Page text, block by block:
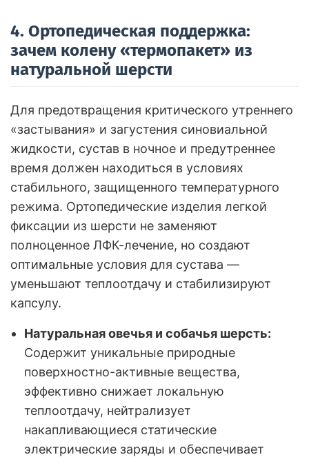
4. Ортопедическая поддержка:
зачем колену «термопакет» из
натуральной шерсти
Для предотвращения критического утреннего
«застывания» и загустения синовиальной
жидкости, сустав в ночное и предутреннее
время должен находиться в условиях
стабильного, защищенного температурного
режима. Ортопедические изделия легкой
фиксации из шерсти не заменяют
полноценное ЛФК-лечение, но создают
оптимальные условия для сустава —
уменьшают теплоотдачу и стабилизируют
капсулу.
Натуральная овечья и собачья шерсть:
Содержит уникальные природные
поверхностно-активные вещества,
эффективно снижает локальную
теплоотдачу, нейтрализует
накапливающиеся статические
электрические заряды и обеспечивает